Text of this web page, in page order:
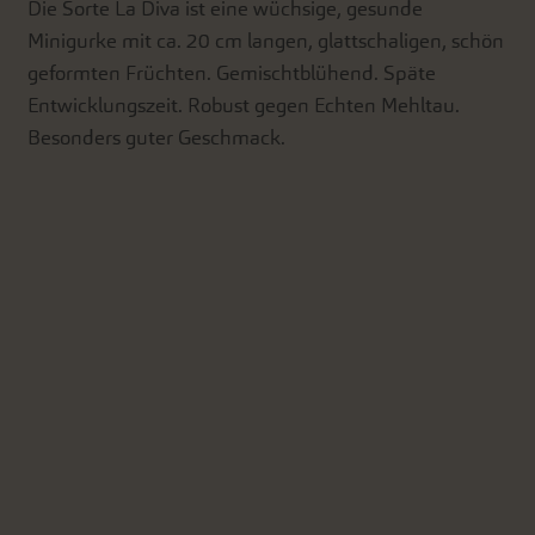
Die Sorte La Diva ist eine wüchsige, gesunde
Minigurke mit ca. 20 cm langen, glattschaligen, schön
geformten Früchten. Gemischtblühend. Späte
Entwicklungszeit. Robust gegen Echten Mehltau.
Besonders guter Geschmack.